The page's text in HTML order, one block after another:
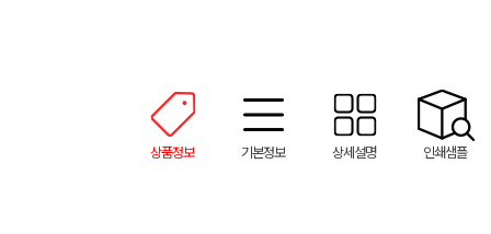
상품정보 기본정보 상세설명 인쇄샘플